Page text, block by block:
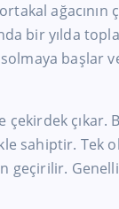
ağacının
bir yılda
başlar
çekirdek çıkar.
sahiptir. Tek
geçirilir.